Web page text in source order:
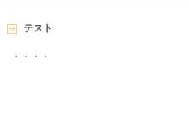
テスト
・・・・